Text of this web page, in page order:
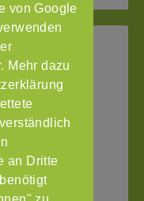
von Google
Mehr dazu
an Dritte